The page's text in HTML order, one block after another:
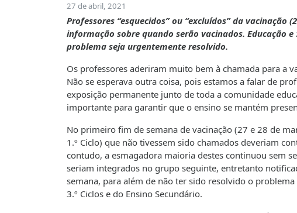
27 de abril, 2021
Professores “esquecidos” ou “excluídos” da
informação sobre quando serão vacinados. Educação e
problema seja urgentemente resolvido.
Os professores aderiram muito bem à chamada para a
Não se esperava outra coisa, pois estamos a falar de
exposição permanente junto de toda a comunidade
importante para garantir que o ensino se mantém
No primeiro fim de semana de vacinação (27 e 28 de
1.º Ciclo) que não tivessem sido chamados deveriam
contudo, a esmagadora maioria destes continuou sem
seriam integrados no grupo seguinte, entretanto
semana, para além de não ter sido resolvido o
3.º Ciclos e do Ensino Secundário.